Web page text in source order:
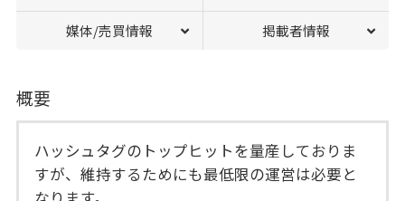
媒体/売買情報 掲載者情報
概要
ハッシュタグのトップヒットを量産しておりま
すが、維持するためにも最低限の運営は必要と